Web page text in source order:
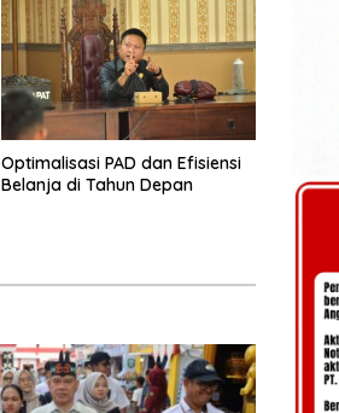
Optimalisasi PAD dan Efisiensi
Belanja di Tahun Depan